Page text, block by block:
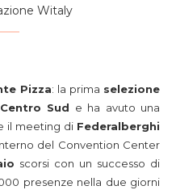
Witaly
Pizza: la prima selezione
Centro Sud e ha avuto una
il meeting di Federalberghi
del Convention Center
scorsi con un successo di
presenze nella due giorni